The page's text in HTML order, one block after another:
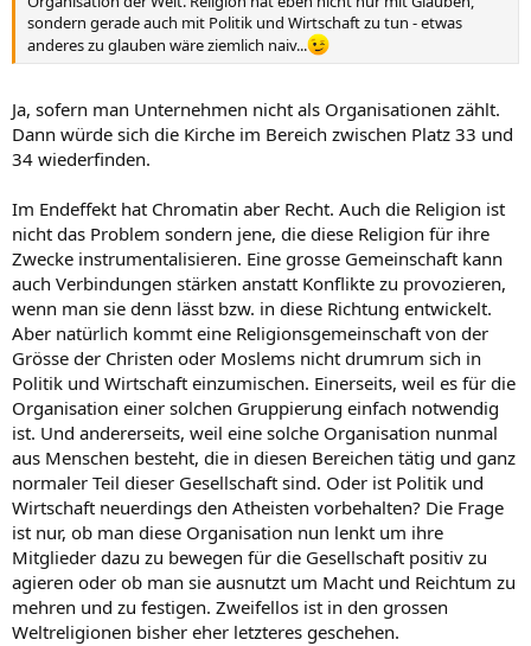
sondern gerade auch mit Politik und Wirtschaft zu tun - etwas
anderes zu glauben wäre ziemlich naiv...
Ja, sofern man Unternehmen nicht als Organisationen zählt.
Dann würde sich die Kirche im Bereich zwischen Platz 33 und
34 wiederfinden.
Im Endeffekt hat Chromatin aber Recht. Auch die Religion ist
nicht das Problem sondern jene, die diese Religion für ihre
Zwecke instrumentalisieren. Eine grosse Gemeinschaft kann
auch Verbindungen stärken anstatt Konflikte zu provozieren,
wenn man sie denn lässt bzw. in diese Richtung entwickelt.
Aber natürlich kommt eine Religionsgemeinschaft von der
Grösse der Christen oder Moslems nicht drumrum sich in
Politik und Wirtschaft einzumischen. Einerseits, weil es für die
Organisation einer solchen Gruppierung einfach notwendig
ist. Und andererseits, weil eine solche Organisation nunmal
aus Menschen besteht, die in diesen Bereichen tätig und ganz
normaler Teil dieser Gesellschaft sind. Oder ist Politik und
Wirtschaft neuerdings den Atheisten vorbehalten? Die Frage
ist nur, ob man diese Organisation nun lenkt um ihre
Mitglieder dazu zu bewegen für die Gesellschaft positiv zu
agieren oder ob man sie ausnutzt um Macht und Reichtum zu
mehren und zu festigen. Zweifellos ist in den grossen
Weltreligionen bisher eher letzteres geschehen.